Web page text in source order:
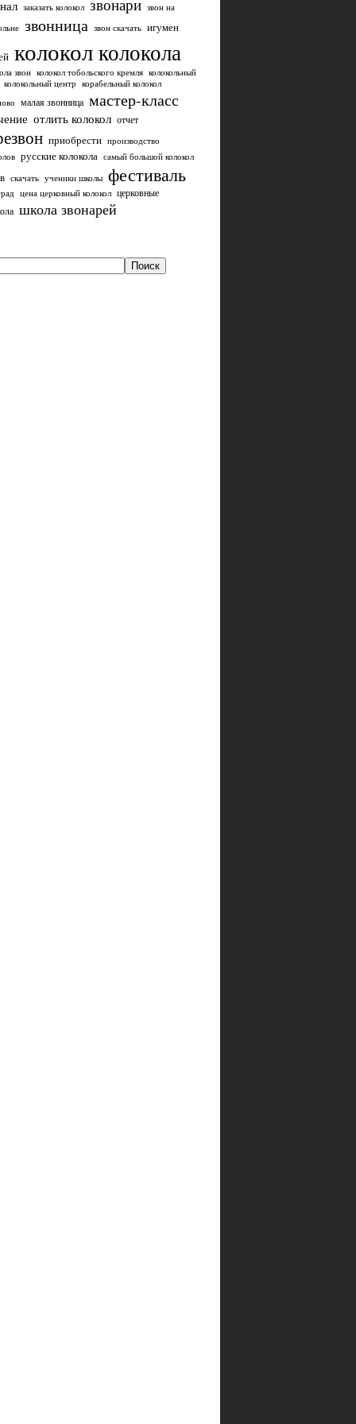
заказать колокол звонари звон на
звонница звон скачать игумен
колокол колокола
звон колокол тобольского кремля колокольный
колокольный центр корабельный колокол
малая звонница мастер-класс
отлить колокол отчет
приобрести производство
русские колокола самый большой колокол
скачать ученики школы фестиваль
цена церковный колокол церковные
школа звонарей
Поиск